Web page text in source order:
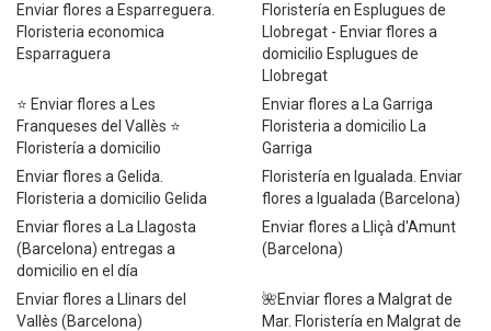
Enviar flores a Esparreguera.
Floristeria economica
Esparraguera
Floristería en Esplugues de
Llobregat - Enviar flores a
domicilio Esplugues de
Llobregat
⭐ Enviar flores a Les
Franqueses del Vallès ⭐
Floristería a domicilio
Enviar flores a La Garriga
Floristeria a domicilio La
Garriga
Enviar flores a Gelida.
Floristeria a domicilio Gelida
Floristería en Igualada. Enviar
flores a Igualada (Barcelona)
Enviar flores a La Llagosta
(Barcelona) entregas a
domicilio en el día
Enviar flores a Lliçà d'Amunt
(Barcelona)
Enviar flores a Llinars del
Vallès (Barcelona)
🌺Enviar flores a Malgrat de
Mar. Floristería en Malgrat de